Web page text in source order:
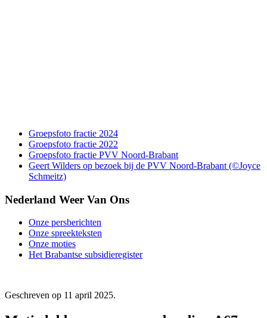
Groepsfoto fractie 2024
Groepsfoto fractie 2022
Groepsfoto fractie PVV Noord-Brabant
Geert Wilders op bezoek bij de PVV Noord-Brabant (©Joyce
Schmeitz)
Nederland Weer Van Ons
Onze persberichten
Onze spreekteksten
Onze moties
Het Brabantse subsidieregister
Geschreven op 11 april 2025.